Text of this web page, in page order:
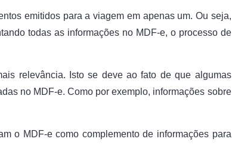
emitidos para a viagem em apenas um. Ou seja,
todas as informações no MDF-e, o processo de
relevância. Isto se deve ao fato de que algumas
no MDF-e. Como por exemplo, informações sobre
o MDF-e como complemento de informações para